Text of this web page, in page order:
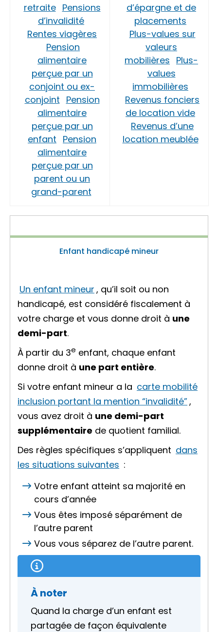
retraite Pensions
d’invalidité
Rentes viagères
Pension
alimentaire
perçue par un
conjoint ou ex-
conjoint Pension
alimentaire
perçue par un
enfant Pension
alimentaire
perçue par un
parent ou un
grand-parent
d’épargne et de
placements
Plus-values sur
valeurs
mobilières Plus-
values
immobilières
Revenus fonciers
de location vide
Revenus d’une
location meublée
Enfant handicapé mineur
Un enfant mineur , qu’il soit ou non
handicapé, est considéré fiscalement à
votre charge et vous donne droit à une
demi-part.
À partir du 3e enfant, chaque enfant
donne droit à une part entière.
Si votre enfant mineur a la carte mobilité
inclusion portant la mention “invalidité”,
vous avez droit à une demi-part
supplémentaire de quotient familial.
Des règles spécifiques s’appliquent dans
les situations suivantes :
Votre enfant atteint sa majorité en
cours d’année
Vous êtes imposé séparément de
l’autre parent
Vous vous séparez de l’autre parent.
À noter
Quand la charge d’un enfant est
partagée de façon équivalente